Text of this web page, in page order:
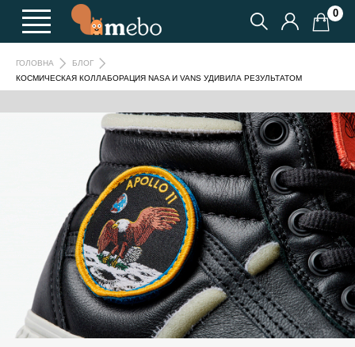
0
ГОЛОВНА
БЛОГ
КОСМИЧЕСКАЯ КОЛЛАБОРАЦИЯ NASA И VANS УДИВИЛА РЕЗУЛЬТАТОМ